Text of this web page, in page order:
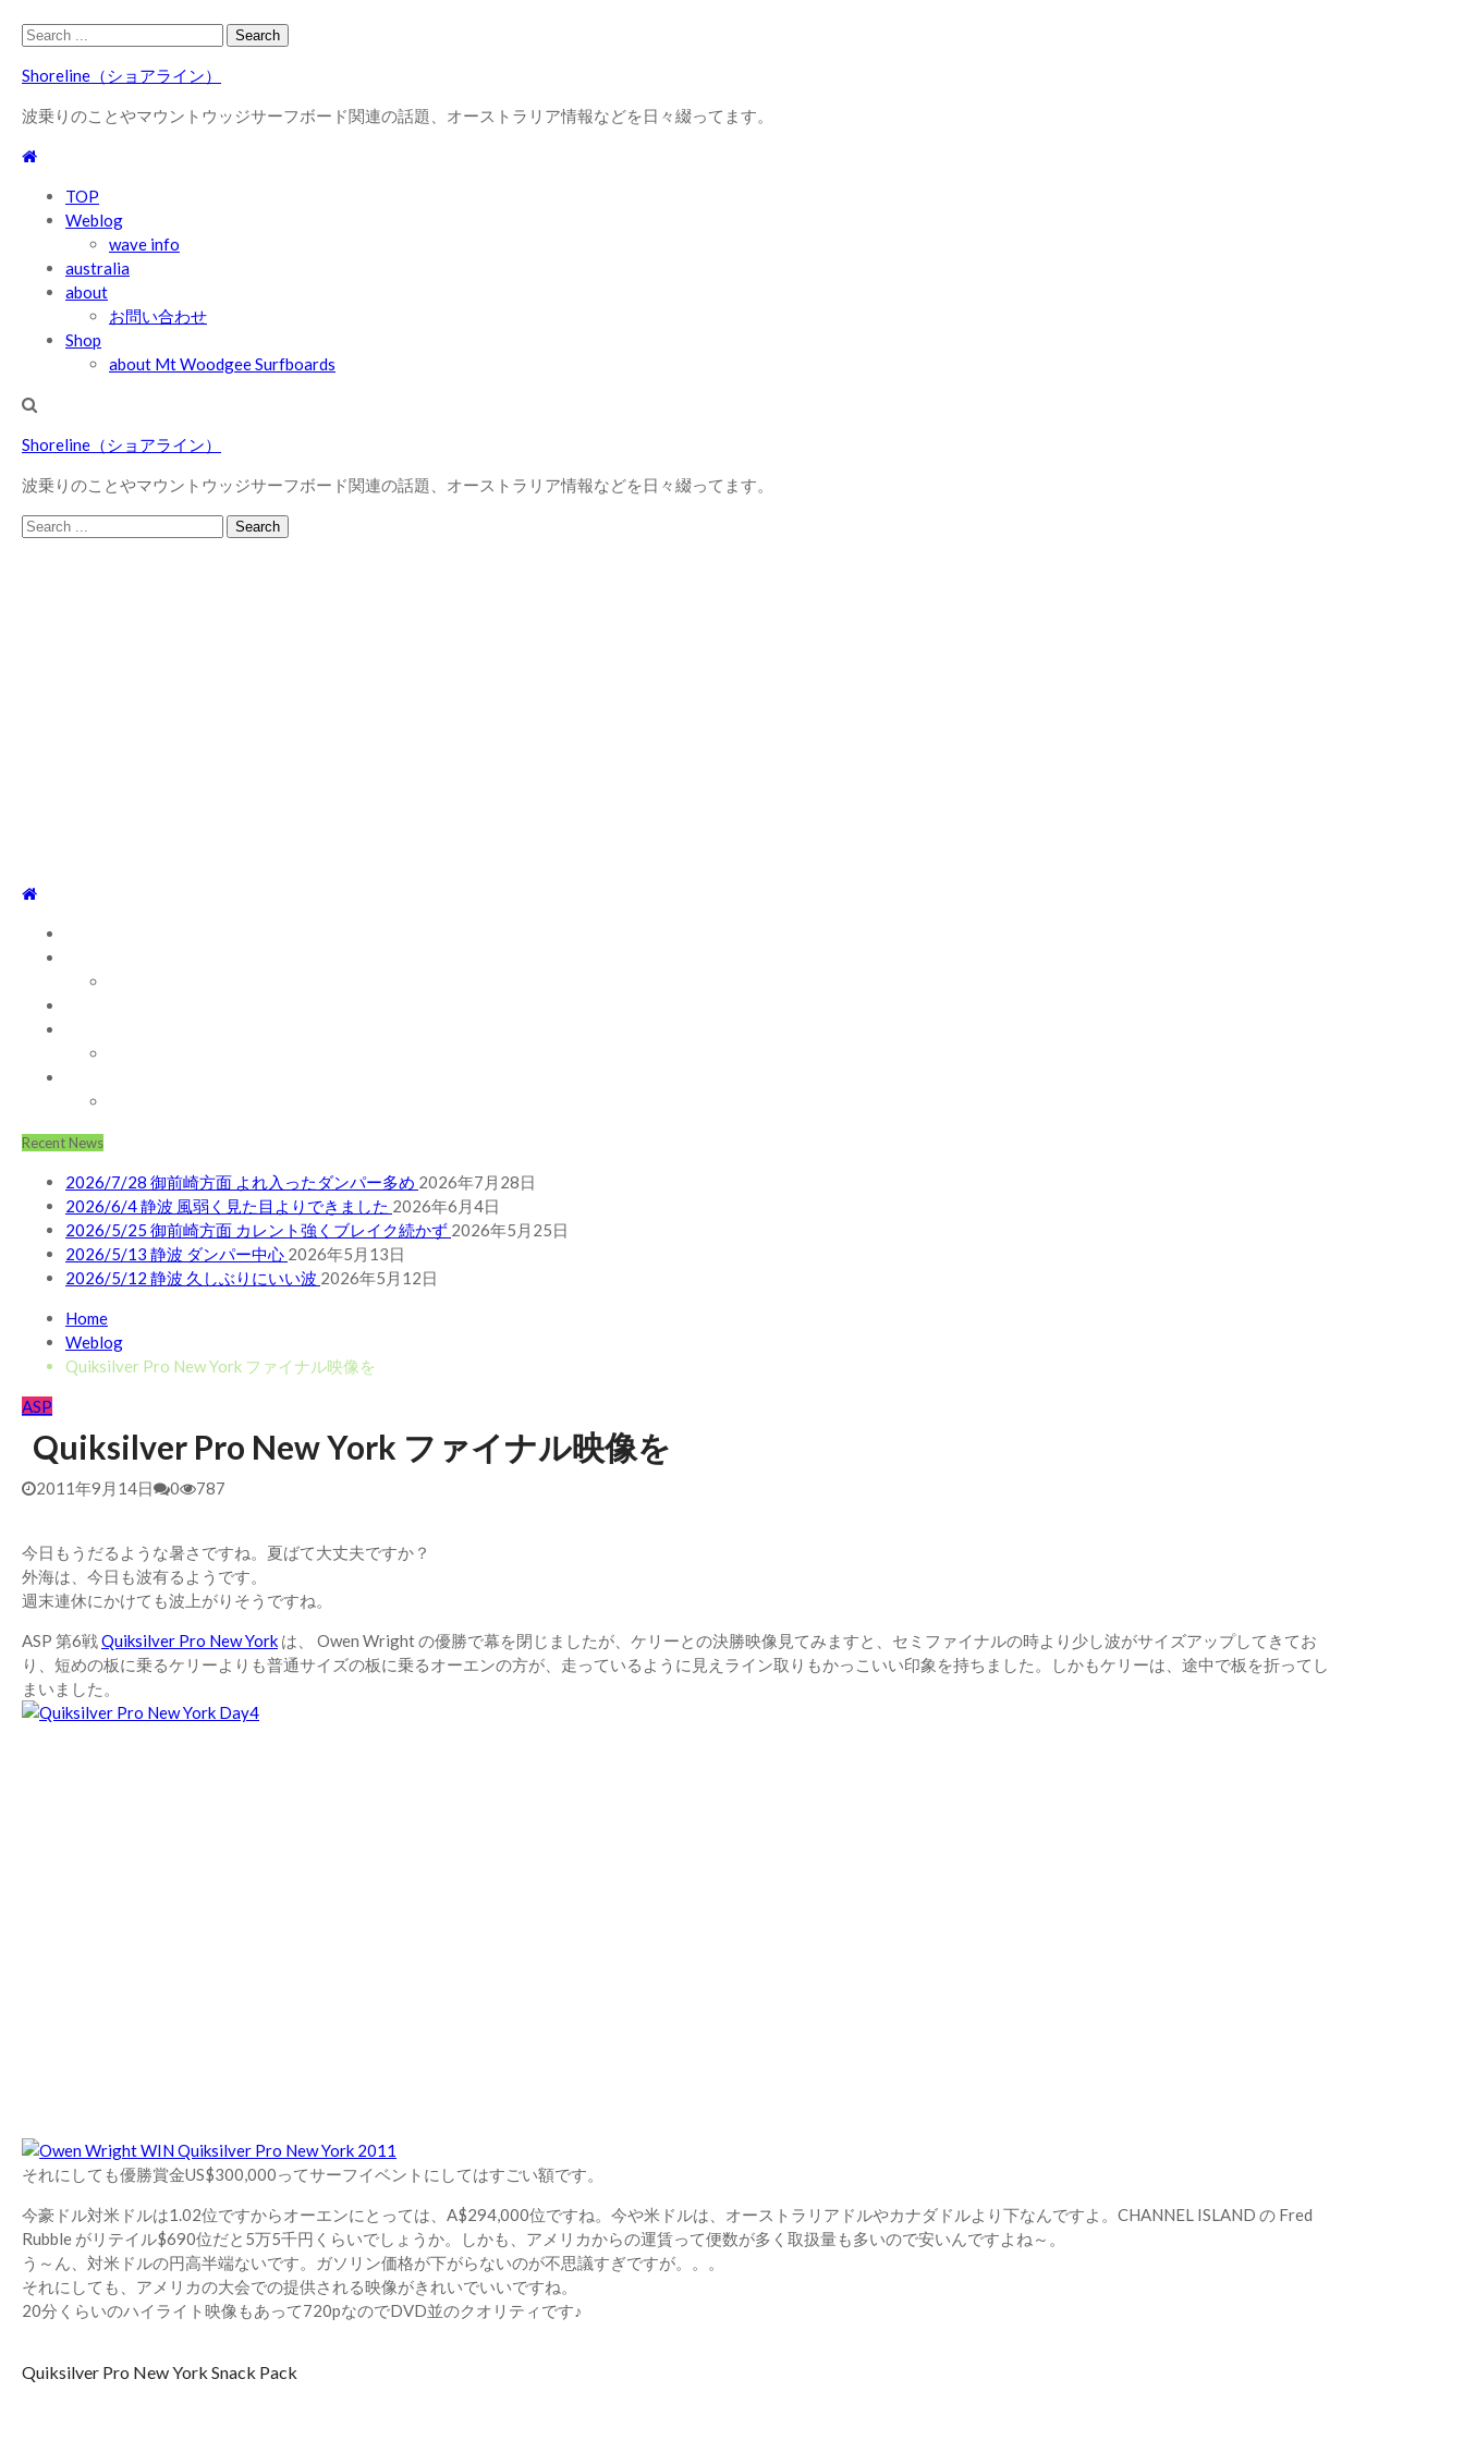
Skip
navigation
Skip
content
Search
Shoreline（ショアライン）
波乗りのことやマウントウッジサーフボード関連の話題、オーストラリア情報などを日々綴ってます。
TOP
Weblog
wave info
australia
about
お問い合わせ
Shop
about Mt Woodgee Surfboards
Shoreline（ショアライン）
波乗りのことやマウントウッジサーフボード関連の話題、オーストラリア情報などを日々綴ってます。
Search
Recent News
2026/7/28 御前崎方面 よれ入ったダンパー多め 2026年7月28日
2026/6/4 静波 風弱く見た目よりできました 2026年6月4日
2026/5/25 御前崎方面 カレント強くブレイク続かず 2026年5月25日
2026/5/13 静波 ダンパー中心 2026年5月13日
2026/5/12 静波 久しぶりにいい波 2026年5月12日
Home
Weblog
Quiksilver Pro New York ファイナル映像を
ASP
Quiksilver Pro New York ファイナル映像を
2011年9月14日 0 787
今日もうだるような暑さですね。夏ばて大丈夫ですか？
外海は、今日も波有るようです。
週末連休にかけても波上がりそうですね。
ASP 第6戦Quiksilver Pro New York は、 Owen Wright の優勝で幕を閉じましたが、ケリーとの決勝映像見てみますと、セミファイナルの時より少し波がサイズアップしてきてお
り、短めの板に乗るケリーよりも普通サイズの板に乗るオーエンの方が、走っているように見えライン取りもかっこいい印象を持ちました。しかもケリーは、途中で板を折ってし
まいました。
それにしても優勝賞金US$300,000ってサーフイベントにしてはすごい額です。
今豪ドル対米ドルは1.02位ですからオーエンにとっては、A$294,000位ですね。今や米ドルは、オーストラリアドルやカナダドルより下なんですよ。CHANNEL ISLAND の Fred
Rubble がリテイル$690位だと5万5千円くらいでしょうか。しかも、アメリカからの運賃って便数が多く取扱量も多いので安いんですよね～。
う～ん、対米ドルの円高半端ないです。ガソリン価格が下がらないのが不思議すぎですが。。。
それにしても、アメリカの大会での提供される映像がきれいでいいですね。
20分くらいのハイライト映像もあって720pなのでDVD並のクオリティです♪
Quiksilver Pro New York Snack Pack